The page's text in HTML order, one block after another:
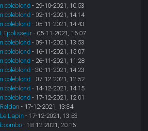
nicoleblond - 29-10-2021, 10:53
nicoleblond - 02-11-2021, 14:14
nicoleblond - 05-11-2021, 14:43
LEpolisseur - 05-11-2021, 16:07
nicoleblond - 09-11-2021, 13:53
nicoleblond - 16-11-2021, 15:07
nicoleblond - 26-11-2021, 11:28
nicoleblond - 30-11-2021, 14:23
nicoleblond - 07-12-2021, 12:52
nicoleblond - 14-12-2021, 14:15
nicoleblond - 17-12-2021, 12:01
Reldan - 17-12-2021, 13:34
Le Lapin - 17-12-2021, 13:53
boombo - 18-12-2021, 20:16